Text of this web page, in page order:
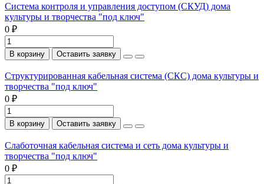
Система контроля и управления доступом (СКУД) дома
культуры и творчества "под ключ"
0 ₽
В корзину Оставить заявку
Структурированная кабельная система (СКС) дома культуры и
творчества "под ключ"
0 ₽
В корзину Оставить заявку
Слаботочная кабельная система и сеть дома культуры и
творчества "под ключ"
0 ₽